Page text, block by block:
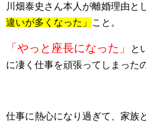
川畑泰史さん本人が離婚理由と
違いが多くなった」
こと。
「やっと座長になった」
と
に凄く仕事を頑張ってしまった
仕事に熱心になり過ぎて、家族